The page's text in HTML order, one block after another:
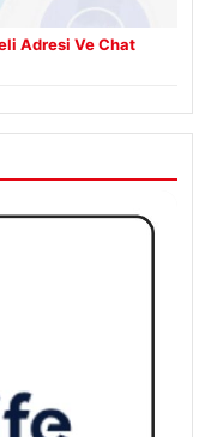
Adresi Ve Chat